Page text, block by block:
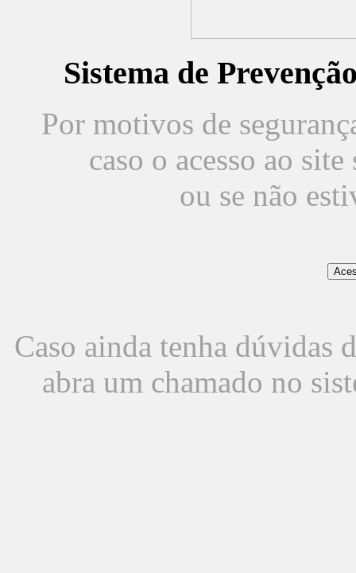
Sistema de
Por motivos de
caso o acesso ao
ou se não
Caso ainda tenha dúvidas
abra um chamado no